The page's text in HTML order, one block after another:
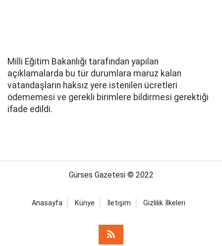
Milli Eğitim Bakanlığı tarafından yapılan
açıklamalarda bu tür durumlara maruz kalan
vatandaşların haksız yere istenilen ücretleri
ödememesi ve gerekli birimlere bildirmesi gerektiği
ifade edildi.
Gürses Gazetesi © 2022
Anasayfa Künye İletişim Gizlilik İlkeleri